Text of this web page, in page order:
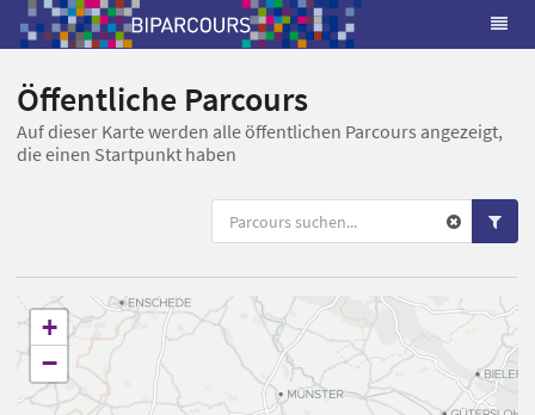
Öffentliche Parcours
Auf dieser Karte werden alle öffentlichen Parcours angezeigt,
die einen Startpunkt haben
+
−